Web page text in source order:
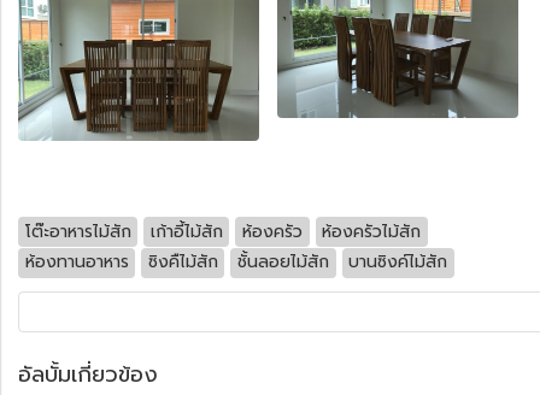
โต๊ะอาหารไม้สัก เก้าอี้ไม้สัก ห้องครัว
ห้องครัวไม้สัก
ห้องทานอาหาร
ซิงคืไม้สัก ชั้นลอยไม้สัก บานซิงค์ไม้สัก
อัลบั้มเกี่ยวข้อง